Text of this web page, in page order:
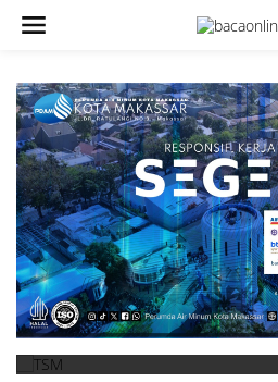
bacaonline.id / daerah
Tasming Hamid:
Keuangan Kini Menjadi
6 Agustus 2026